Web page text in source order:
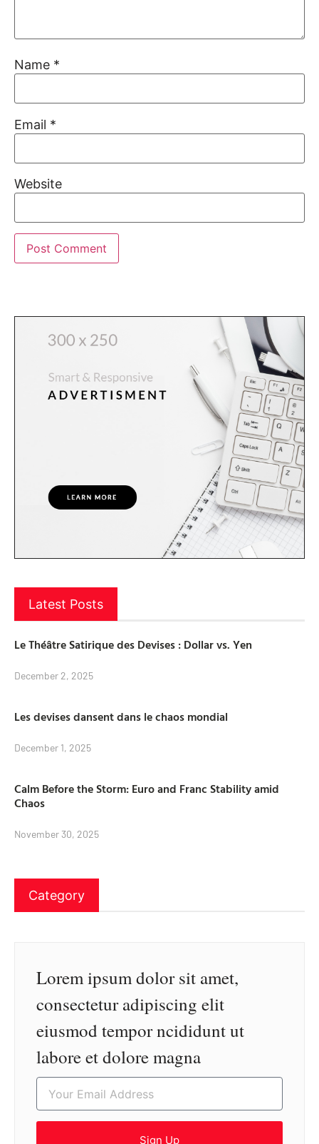
Name *
Email *
Website
Latest Posts
Le Théâtre Satirique des Devises : Dollar vs. Yen
December 2, 2025
Les devises dansent dans le chaos mondial
December 1, 2025
Calm Before the Storm: Euro and Franc Stability amid
Chaos
November 30, 2025
Category
Lorem ipsum dolor sit amet,
consectetur adipiscing elit
eiusmod tempor ncididunt ut
labore et dolore magna
Sign Up